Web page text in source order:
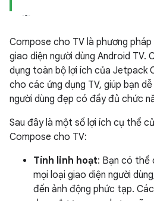
Compose cho TV là phương
giao diện người dùng Android TV.
dụng toàn bộ lợi ích của Jetpack
cho các ứng dụng TV, giúp bạn
người dùng đẹp có đầy đủ chức
Sau đây là một số lợi ích cụ thể
Compose cho TV:
Tính linh hoạt: Bạn có thể
mọi loại giao diện người
đến ảnh động phức tạp.